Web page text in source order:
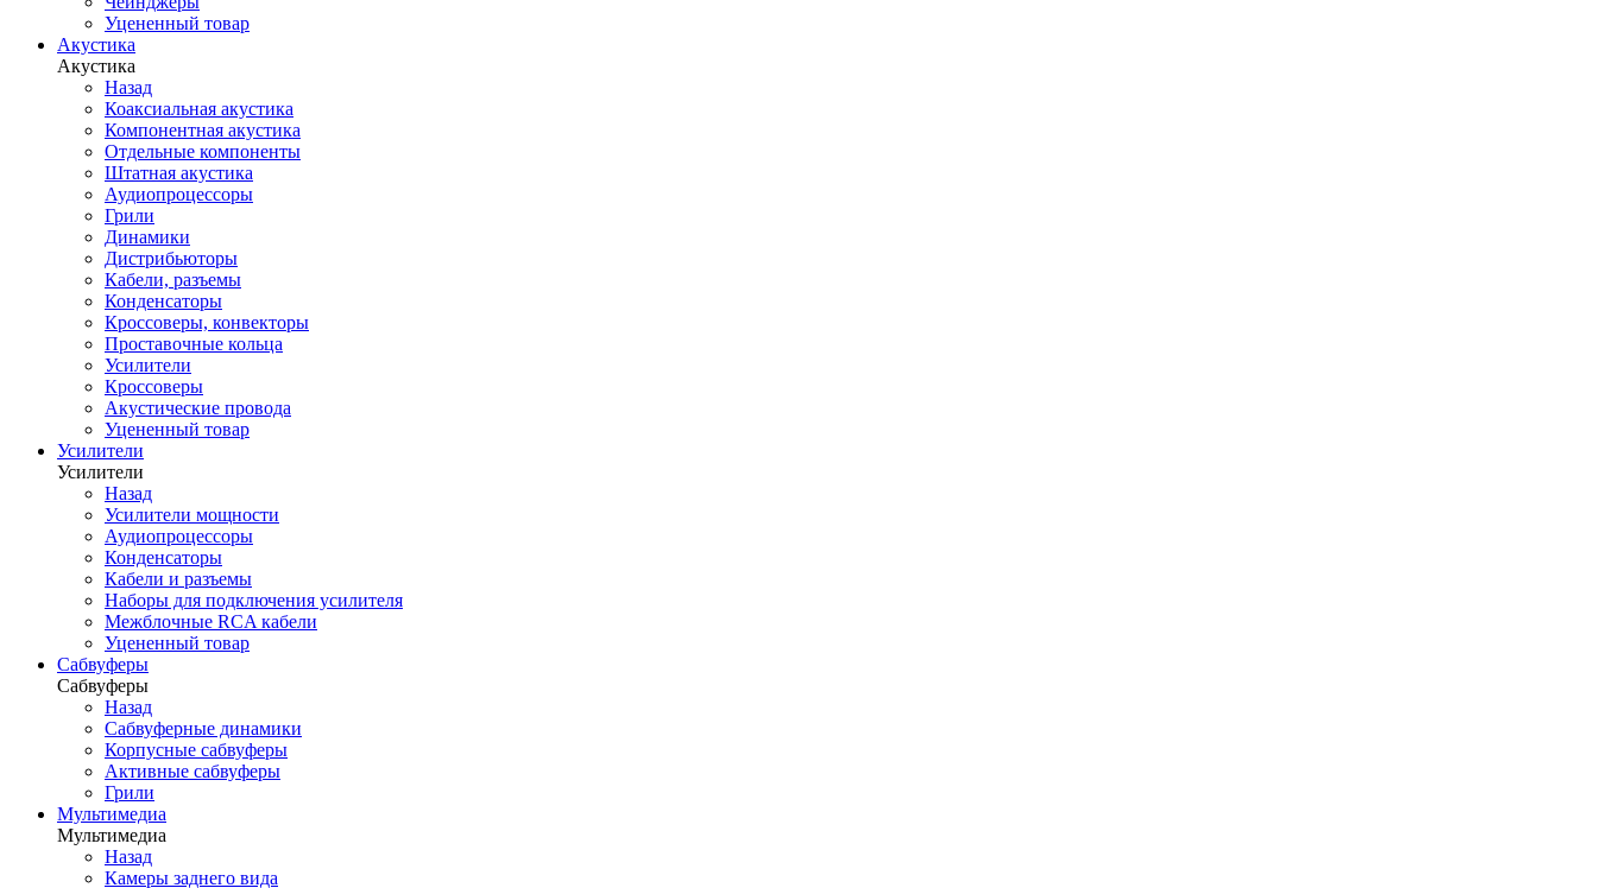
Уцененный товар
Акустика
Акустика
Назад
Коаксиальная акустика
Компонентная акустика
Отдельные компоненты
Штатная акустика
Аудиопроцессоры
Грили
Динамики
Дистрибьюторы
Кабели, разъемы
Конденсаторы
Кроссоверы, конвекторы
Проставочные кольца
Усилители
Кроссоверы
Акустические провода
Уцененный товар
Усилители
Усилители
Назад
Усилители мощности
Аудиопроцессоры
Конденсаторы
Кабели и разъемы
Наборы для подключения усилителя
Межблочные RCA кабели
Уцененный товар
Сабвуферы
Сабвуферы
Назад
Сабвуферные динамики
Корпусные сабвуферы
Активные сабвуферы
Грили
Мультимедиа
Мультимедиа
Назад
Камеры заднего вида